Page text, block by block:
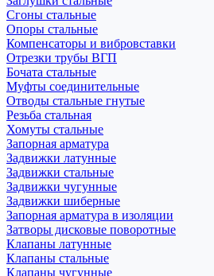
Сгоны стальные
Опоры стальные
Компенсаторы и вибровставки
Отрезки трубы ВГП
Бочата стальные
Муфты соединительные
Отводы стальные гнутые
Резьба стальная
Хомуты стальные
Запорная арматура
Задвижки латунные
Задвижки стальные
Задвижки чугунные
Задвижки шиберные
Запорная арматура в изоляции
Затворы дисковые поворотные
Клапаны латунные
Клапаны стальные
Клапаны чугунные